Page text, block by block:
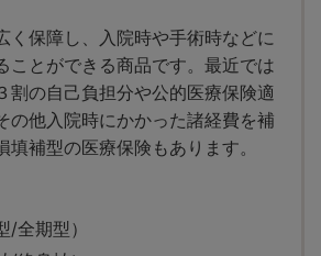
く保障し、入院時や手術時などに
ことができる商品です。最近では
割の自己負担分や公的医療保険適
の他入院時にかかった諸経費を補
填補型の医療保険もあります。
/全期型）